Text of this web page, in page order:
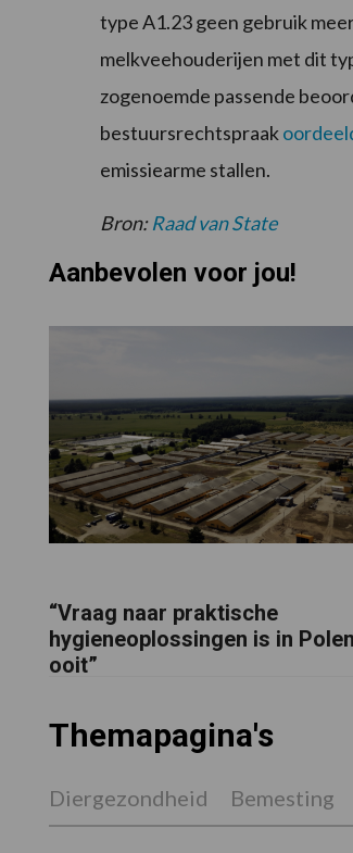
type A1.23 geen gebruik
melkveehouderijen met dit
zogenoemde passende
bestuursrechtspraak
emissiearme stallen.
Bron:Raad van State
Aanbevolen voor jou!
“Vraag naar praktische
hygieneoplossingen is in
ooit”
Themapagina's
Diergezondheid Bemesting